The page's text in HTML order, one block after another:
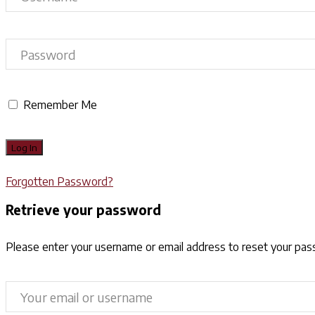
Remember Me
Forgotten Password?
Retrieve your password
Please enter your username or email address to reset your